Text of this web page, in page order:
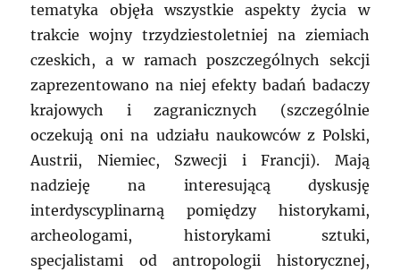
tematyka objęła wszystkie aspekty życia w
trakcie wojny trzydziestoletniej na ziemiach
czeskich, a w ramach poszczególnych sekcji
zaprezentowano na niej efekty badań badaczy
krajowych i zagranicznych (szczególnie
oczekują oni na udziału naukowców z Polski,
Austrii, Niemiec, Szwecji i Francji). Mają
nadzieję na interesującą dyskusję
interdyscyplinarną pomiędzy historykami,
archeologami, historykami sztuki,
specjalistami od antropologii historycznej,